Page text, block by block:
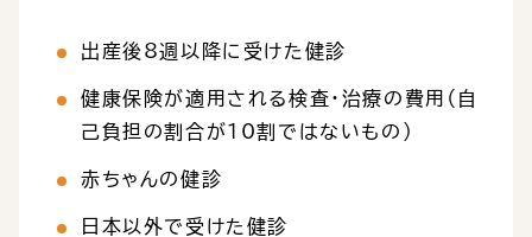
出産後8週以降に受けた健診
健康保険が適用される検査・治療の費用（自
己負担の割合が10割ではないもの）
赤ちゃんの健診
日本以外で受けた健診